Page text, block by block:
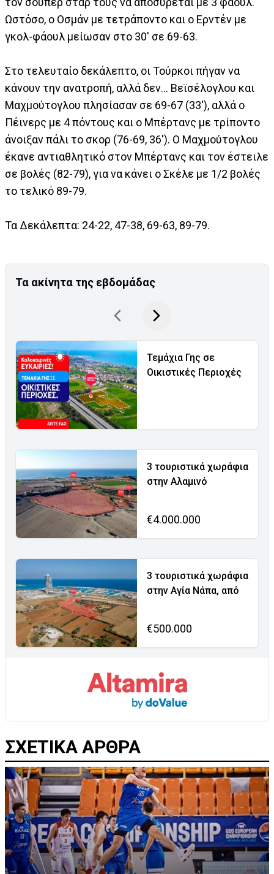
Ωστόσο, ο Οσμάν με τετράποντο και ο Ερντέν με
γκολ-φάουλ μείωσαν στο 30' σε 69-63.
Στο τελευταίο δεκάλεπτο, οι Τούρκοι πήγαν να
κάνουν την ανατροπή, αλλά δεν... Βεϊσέλογλου και
Μαχμούτογλου πλησίασαν σε 69-67 (33'), αλλά ο
Πέινερς με 4 πόντους και ο Μπέρτανς με τρίποντο
άνοιξαν πάλι το σκορ (76-69, 36'). Ο Μαχμούτογλου
έκανε αντιαθλητικό στον Μπέρτανς και τον έστειλε
σε βολές (82-79), για να κάνει ο Σκέλε με 1/2 βολές
το τελικό 89-79.
Τα Δεκάλεπτα: 24-22, 47-38, 69-63, 89-79.
Τα ακίνητα της εβδομάδας
Τεμάχια Γης σε
Οικιστικές Περιοχές
3 τουριστικά χωράφια
στην Αλαμινό
€4.000.000
3 τουριστικά χωράφια
στην Αγία Νάπα, από
€500.000
ΣΧΕΤΙΚΑ ΑΡΘΡΑ